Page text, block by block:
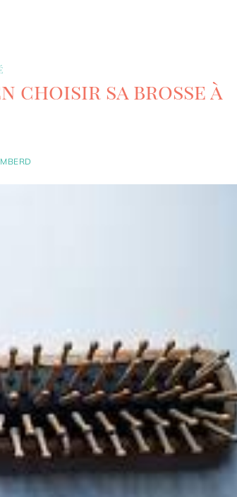
choisir sa brosse à